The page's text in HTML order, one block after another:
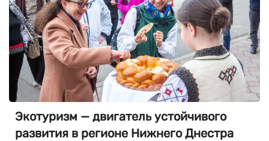
Экотуризм — двигатель устойчивого
развития в регионе Нижнего Днестра